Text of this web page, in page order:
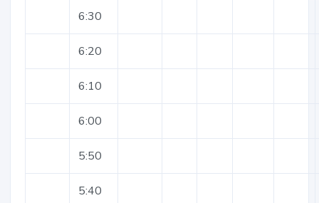
6:30
6:20
6:10
6:00
5:50
5:40